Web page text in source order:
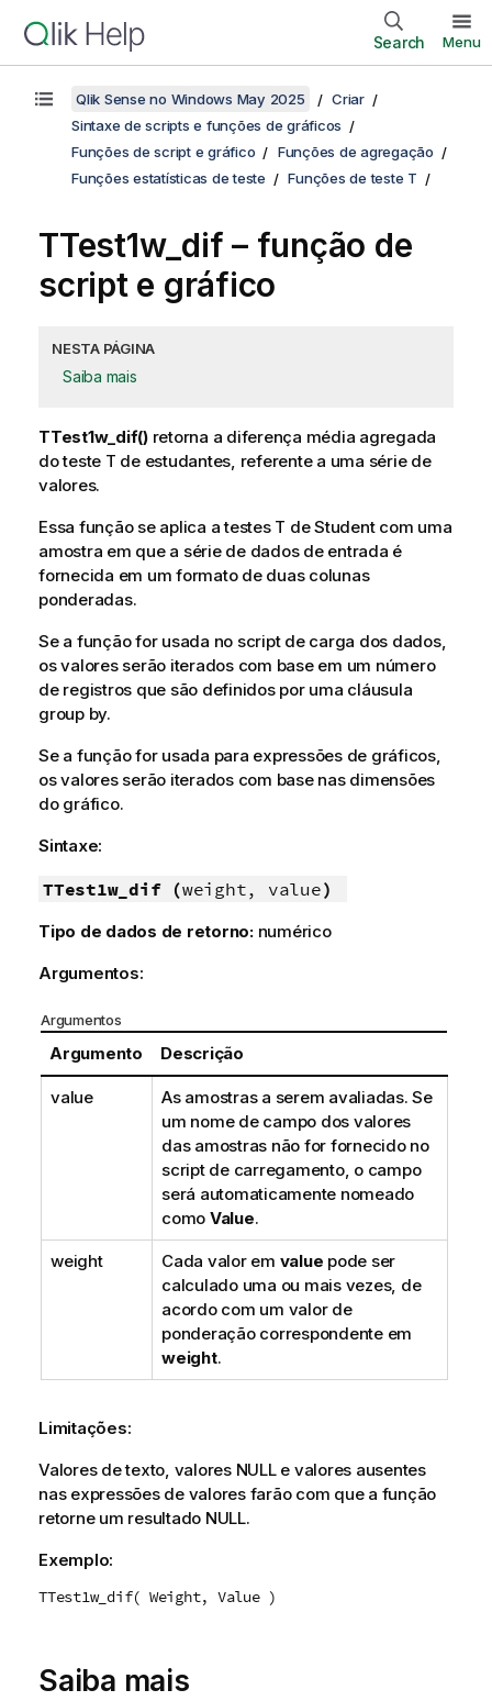
Search Menu
Qlik Sense no Windows May 2025
Criar
Sintaxe de scripts e funções de gráficos
Funções de script e gráfico
Funções de agregação
Funções estatísticas de teste
Funções de teste T
TTest1w_dif – função de
script e gráfico
NESTA PÁGINA
Saiba mais
TTest1w_dif()retorna a diferença média agregada
do teste T de estudantes, referente a uma série de
valores.
Essa função se aplica a testes T de Student com uma
amostra em que a série de dados de entrada é
fornecida em um formato de duas colunas
ponderadas.
Se a função for usada no script de carga dos dados,
os valores serão iterados com base em um número
de registros que são definidos por uma cláusula
group by.
Se a função for usada para expressões de gráficos,
os valores serão iterados com base nas dimensões
do gráfico.
Sintaxe:
TTest1w_dif (weight, value)
Tipo de dados de retorno: numérico
Argumentos:
Argumentos
Argumento Descrição
value
As amostras a serem avaliadas. Se
um nome de campo dos valores
das amostras não for fornecido no
script de carregamento, o campo
será automaticamente nomeado
como Value.
weight Cada valor em value pode ser
calculado uma ou mais vezes, de
acordo com um valor de
ponderação correspondente em
weight.
Limitações:
Valores de texto, valores NULLe valores ausentes
nas expressões de valores farão com que a função
retorne um resultado NULL.
Exemplo:
TTest1w_dif( Weight, Value )
Saiba mais